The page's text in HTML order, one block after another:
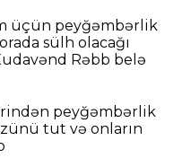
üçün peyğəmbərlik
sülh olacağı
Rəbb belə
peyğəmbərlik
tut və onların